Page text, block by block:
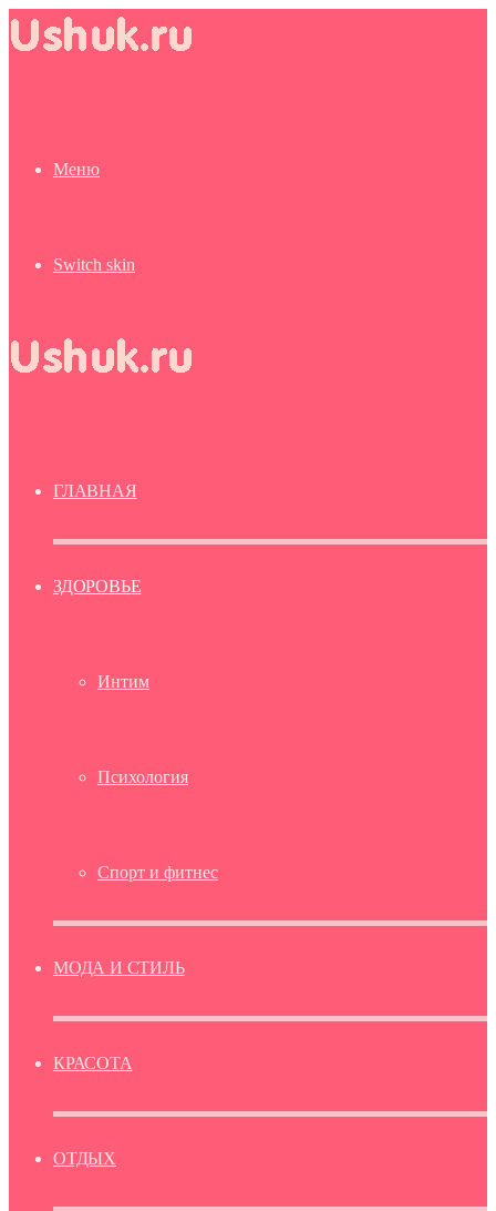
Меню
Switch skin
ГЛАВНАЯ
ЗДОРОВЬЕ
Интим
Психология
Спорт и фитнес
МОДА И СТИЛЬ
КРАСОТА
ОТДЫХ